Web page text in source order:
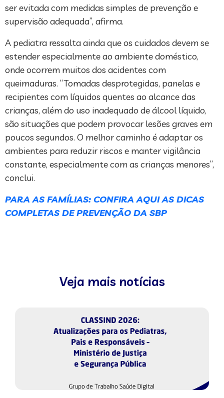
ser evitada com medidas simples de prevenção e
supervisão adequada”, afirma.
A pediatra ressalta ainda que os cuidados devem se
estender especialmente ao ambiente doméstico,
onde ocorrem muitos dos acidentes com
queimaduras. “Tomadas desprotegidas, panelas e
recipientes com líquidos quentes ao alcance das
crianças, além do uso inadequado de álcool líquido,
são situações que podem provocar lesões graves em
poucos segundos. O melhor caminho é adaptar os
ambientes para reduzir riscos e manter vigilância
constante, especialmente com as crianças menores”,
conclui.
PARA AS FAMÍLIAS: CONFIRA AQUI AS DICAS
COMPLETAS DE PREVENÇÃO DA SBP
Veja mais notícias